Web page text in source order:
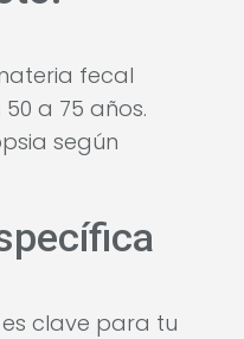
fecal
a 75 años.
según
clave para tu